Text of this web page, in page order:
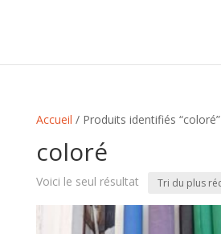
Accueil / Produits identifiés “coloré”
coloré
Voici le seul résultat